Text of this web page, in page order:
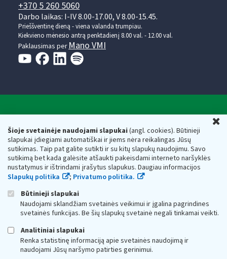
Šioje svetainėje naudojami slapukai(angl. cookies). Būtinieji
slapukai įdiegiami automatiškai ir jiems nėra reikalingas Jūsų
sutikimas. Taip pat galite sutikti ir su kitų slapukų naudojimu. Savo
sutikimą bet kada galėsite atšaukti pakeisdami interneto naršyklės
nustatymus ir ištrindami įrašytus slapukus. Daugiau informacijos
Slapukų politika
; Privatumo politika.
Būtinieji slapukai
Naudojami sklandžiam svetainės veikimui ir įgalina pagrindines
svetainės funkcijas. Be šių slapukų svetainė negali tinkamai veikti.
Analitiniai slapukai
Renka statistinę informaciją apie svetainės naudojimą ir
naudojami Jūsų naršymo patirties gerinimui.
+370 5 260 5060
Darbo laikas: I-IV 8.00-17.00, V 8.00-15.45.
Prieššventinę dieną - viena valanda trumpiau.
Kiekvieno mėnesio antrą penktadienį 8.00 val. - 12.00 val.
Paklausimas per Mano VMI
Valstybinė mokesčių inspekcija prie Lietuvos
Respublikos finansų ministerijos
Biudžetinė įstaiga. Juridinio asmens kodas — 188659752,
adresas: Vasario 16-osios g. 14, 01107 Vilnius, Lietuva, el.paštas:
vmi@vmi.lt, E. pristatymo dėžutės adresas 188659752
Duomenys apie Valstybinę mokesčių inspekciją prie Lietuvos
Respublikos finansų ministerijos kaupiami ir saugomi Juridinių